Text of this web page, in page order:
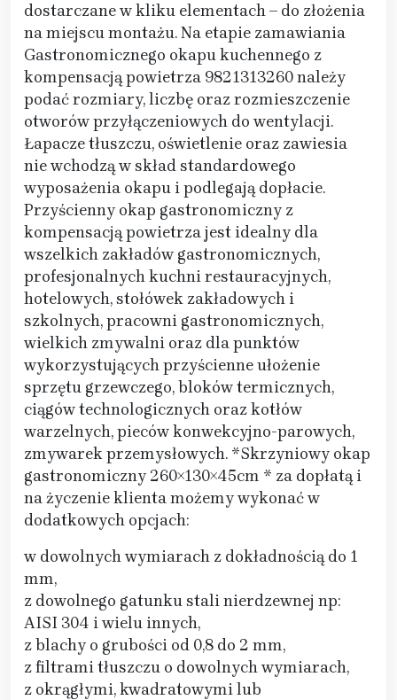
dostarczane w kliku elementach – do złożenia
na miejscu montażu. Na etapie zamawiania
Gastronomicznego okapu kuchennego z
kompensacją powietrza 9821313260 należy
podać rozmiary, liczbę oraz rozmieszczenie
otworów przyłączeniowych do wentylacji.
Łapacze tłuszczu, oświetlenie oraz zawiesia
nie wchodzą w skład standardowego
wyposażenia okapu i podlegają dopłacie.
Przyścienny okap gastronomiczny z
kompensacją powietrza jest idealny dla
wszelkich zakładów gastronomicznych,
profesjonalnych kuchni restauracyjnych,
hotelowych, stołówek zakładowych i
szkolnych, pracowni gastronomicznych,
wielkich zmywalni oraz dla punktów
wykorzystujących przyścienne ułożenie
sprzętu grzewczego, bloków termicznych,
ciągów technologicznych oraz kotłów
warzelnych, pieców konwekcyjno-parowych,
zmywarek przemysłowych. *Skrzyniowy okap
gastronomiczny 260×130×45cm * za dopłatą i
na życzenie klienta możemy wykonać w
dodatkowych opcjach:
w dowolnych wymiarach z dokładnością do 1
mm,
z dowolnego gatunku stali nierdzewnej np:
AISI 304 i wielu innych,
z blachy o grubości od 0,8 do 2 mm,
z filtrami tłuszczu o dowolnych wymiarach,
z okrągłymi, kwadratowymi lub